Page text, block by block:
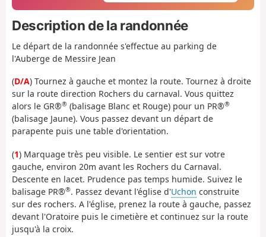
Description de la randonnée
Le départ de la randonnée s'effectue au parking de
l'Auberge de Messire Jean
(D/A) Tournez à gauche et montez la route. Tournez à droite
sur la route direction Rochers du carnaval. Vous quittez
alors le GR®® (balisage Blanc et Rouge) pour un PR®®
(balisage Jaune). Vous passez devant un départ de
parapente puis une table d'orientation.
(1) Marquage très peu visible. Le sentier est sur votre
gauche, environ 20m avant les Rochers du Carnaval.
Descente en lacet. Prudence pas temps humide. Suivez le
balisage PR®®. Passez devant l'église d'Uchon construite
sur des rochers. A l'église, prenez la route à gauche, passez
devant l'Oratoire puis le cimetière et continuez sur la route
jusqu'à la croix.